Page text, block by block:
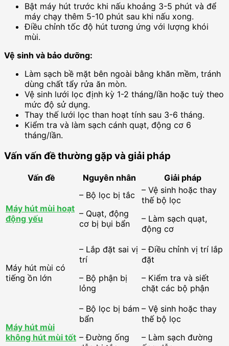
Bật máy hút trước khi nấu khoảng 3-5 phút và để
máy chạy thêm 5-10 phút sau khi nấu xong.
Điều chỉnh tốc độ hút tương ứng với lượng khói
mùi.
Vệ sinh và bảo dưỡng:
Làm sạch bề mặt bên ngoài bằng khăn mềm, tránh
dùng chất tẩy rửa ăn mòn.
Vệ sinh lưới lọc định kỳ 1-2 tháng/lần hoặc tuỳ theo
mức độ sử dụng.
Thay thế lưới lọc than hoạt tính sau 3-6 tháng.
Kiểm tra và làm sạch cánh quạt, động cơ 6
tháng/lần.
Vấn vấn đề thường gặp và giải pháp
Vấn đề Nguyên nhân Giải pháp
Máy hút mùi hoạt
động yếu
– Bộ lọc bị tắc
– Quạt, động
cơ bị bụi bẩn
– Vệ sinh hoặc thay
thế bộ lọc
– Làm sạch quạt,
động cơ
Máy hút mùi có
tiếng ồn lớn
– Lắp đặt sai vị
trí
– Bộ phận bị
lỏng
– Điều chỉnh vị trí lắp
đặt
– Kiểm tra và siết
chặt các bộ phận
Máy hút mùi
không hút mùi tốt
– Bộ lọc bị bám
bẩn
– Đường ống
– Vệ sinh hoặc thay
thế bộ lọc
– Làm sạch đường